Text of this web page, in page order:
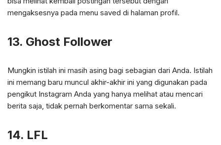
mengaksesnya pada menu saved di halaman profil.
13. Ghost Follower
Mungkin istilah ini masih asing bagi sebagian dari Anda. Istilah
ini memang baru muncul akhir-akhir ini yang digunakan pada
pengikut Instagram Anda yang hanya melihat atau mencari
berita saja, tidak pernah berkomentar sama sekali.
14. LFL